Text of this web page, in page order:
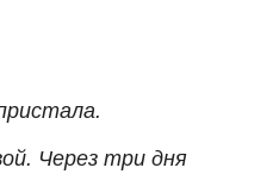
Через три дня